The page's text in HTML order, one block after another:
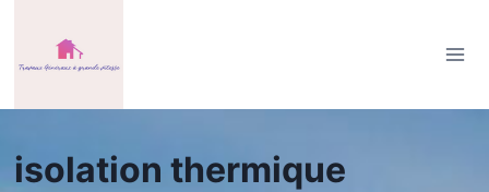
contenu
isolation thermique